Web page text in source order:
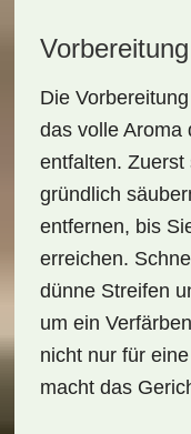
Die
das volle Aroma
entfalten.
gründlich
entfernen, bis
erreichen.
dünne Streifen
um ein
nicht nur für
macht das